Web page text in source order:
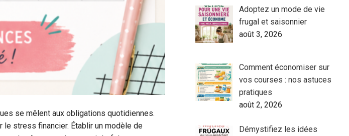
se mêlent aux obligations quotidiennes.
stress financier. Établir un modèle de
Adoptez un mode de vie
frugal et saisonnier
août 3, 2026
Comment économiser sur
vos courses : nos astuces
pratiques
août 2, 2026
Démystifiez les idées